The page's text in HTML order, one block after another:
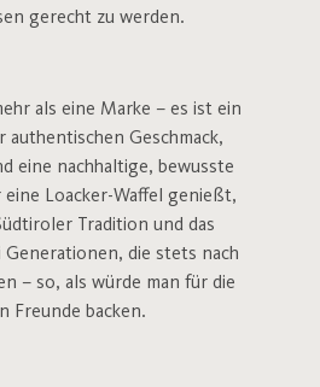
gerecht zu werden.
als eine Marke – es ist ein
authentischen Geschmack,
eine nachhaltige, bewusste
Loacker-Waffel genießt,
Tradition und das
die stets nach
– so, als würde man für die
Freunde backen.